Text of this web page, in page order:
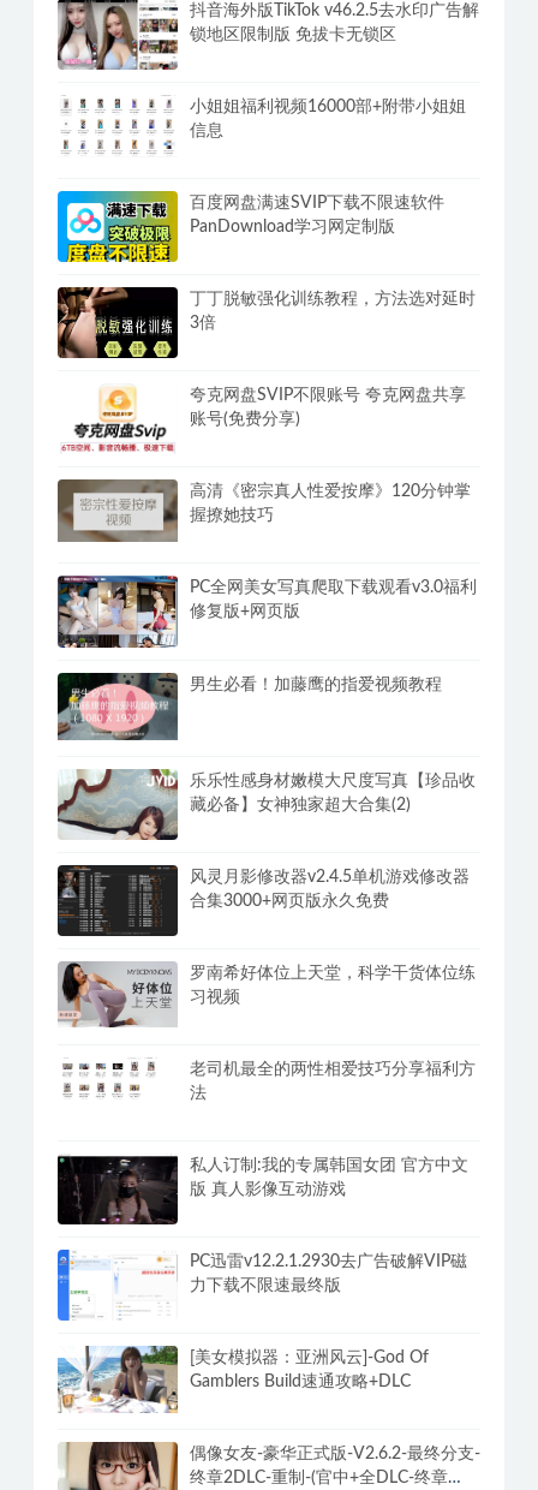
抖音海外版TikTok v46.2.5去水印广告解
锁地区限制版 免拔卡无锁区
小姐姐福利视频16000部+附带小姐姐
信息
百度网盘满速SVIP下载不限速软件
PanDownload学习网定制版
丁丁脱敏强化训练教程，方法选对延时
3倍
夸克网盘SVIP不限账号 夸克网盘共享
账号(免费分享)
高清《密宗真人性爱按摩》120分钟掌
握撩她技巧
PC全网美女写真爬取下载观看v3.0福利
修复版+网页版
男生必看！加藤鹰的指爱视频教程
乐乐性感身材嫩模大尺度写真【珍品收
藏必备】女神独家超大合集(2)
风灵月影修改器v2.4.5单机游戏修改器
合集3000+网页版永久免费
罗南希好体位上天堂，科学干货体位练
习视频
老司机最全的两性相爱技巧分享福利方
法
私人订制:我的专属韩国女团 官方中文
版 真人影像互动游戏
PC迅雷v12.2.1.2930去广告破解VIP磁
力下载不限速最终版
[美女模拟器：亚洲风云]-God Of
Gamblers Build速通攻略+DLC
偶像女友-豪华正式版-V2.6.2-最终分支-
终章2DLC-重制-(官中+全DLC-终章